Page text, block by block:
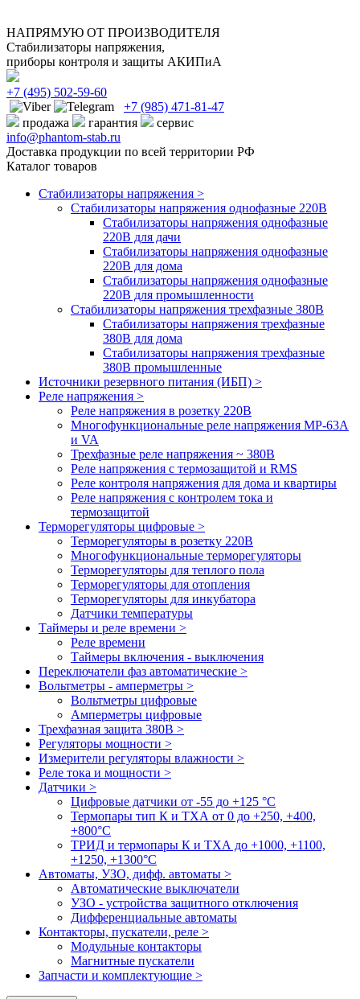
НАПРЯМУЮ ОТ ПРОИЗВОДИТЕЛЯ
Стабилизаторы напряжения,
приборы контроля и защиты АКИПиА
+7 (495) 502-59-60
+7 (985) 471-81-47
продажа
гарантия
сервис
info@phantom-stab.ru
Доставка продукции по всей территории РФ
Каталог товаров
Стабилизаторы напряжения >
Cтабилизаторы напряжения однофазные 220В
Стабилизаторы напряжения однофазные
220В для дачи
Стабилизаторы напряжения однофазные
220В для дома
Стабилизаторы напряжения однофазные
220В для промышленности
Стабилизаторы напряжения трехфазные 380В
Cтабилизаторы напряжения трехфазные
380В для дома
Стабилизаторы напряжения трехфазные
380В промышленные
Источники резервного питания (ИБП) >
Реле напряжения >
Реле напряжения в розетку 220В
Многофункциональные реле напряжения МР-63А
и VA
Трехфазные реле напряжения ~ 380В
Реле напряжения с термозащитой и RMS
Реле контроля напряжения для дома и квартиры
Реле напряжения с контролем тока и
термозащитой
Терморегуляторы цифровые >
Терморегуляторы в розетку 220В
Многофункциональные терморегуляторы
Терморегуляторы для теплого пола
Терморегуляторы для отопления
Терморегуляторы для инкубатора
Датчики температуры
Таймеры и реле времени >
Реле времени
Таймеры включения - выключения
Переключатели фаз автоматические >
Вольтметры - амперметры >
Вольтметры цифровые
Амперметры цифровые
Трехфазная защита 380В >
Регуляторы мощности >
Измерители регуляторы влажности >
Реле тока и мощности >
Датчики >
Цифровые датчики от -55 до +125 °С
Термопары тип К и ТХА от 0 до +250, +400,
+800°C
ТРИД и термопары К и ТХА до +1000, +1100,
+1250, +1300°C
Автоматы, УЗО, дифф. автоматы >
Автоматические выключатели
УЗО - устройства защитного отключения
Дифференциальные автоматы
Контакторы, пускатели, реле >
Модульные контакторы
Магнитные пускатели
Запчасти и комплектующие >